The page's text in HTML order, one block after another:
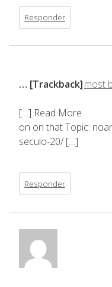
Responder
most
… [Trackback]
[…] Read More
on on that Topic:
seculo-20/ […]
Responder